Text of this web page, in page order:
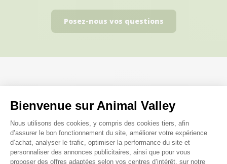
Bienvenue sur Animal Valley
Plateforme de Gestion du
Nous utilisons des cookies, y compris des cookies tiers, afin
d’assurer le bon fonctionnement du site, améliorer votre expérience
d’achat, analyser le trafic, optimiser la performance du site et
personnaliser des annonces publicitaires, ainsi que pour vous
proposer des offres adaptées selon vos centres d’intérêt, sur notre
Posez-nous vos questions
intéresser
Made in France